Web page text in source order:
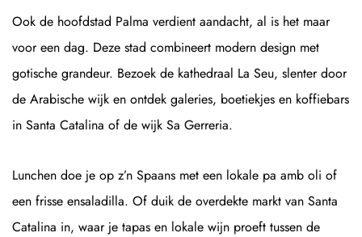
Ook de hoofdstad Palma verdient aandacht, al is het maar
voor een dag. Deze stad combineert modern design met
gotische grandeur. Bezoek de kathedraal La Seu, slenter door
de Arabische wijk en ontdek galeries, boetiekjes en koffiebars
in Santa Catalina of de wijk Sa Gerreria.
Lunchen doe je op z’n Spaans met een lokale pa amb oli of
een frisse ensaladilla. Of duik de overdekte markt van Santa
Catalina in, waar je tapas en lokale wijn proeft tussen de